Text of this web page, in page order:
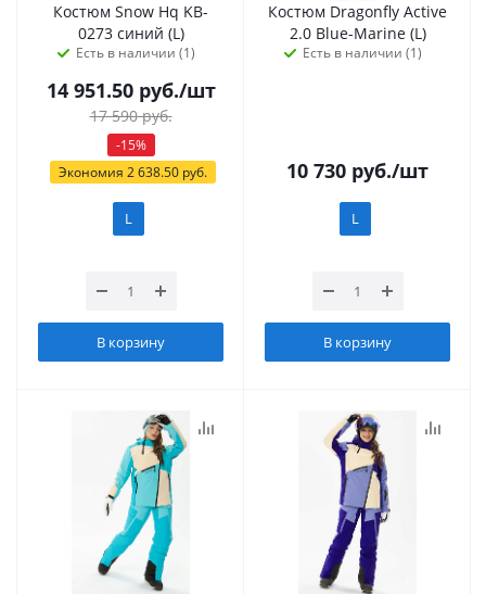
Костюм Snow Hq KB-
0273 синий (L)
Есть в наличии (1)
14 951.50руб./шт
17 590руб.
-15%
Экономия 2 638.50руб.
L
В корзину
Костюм Dragonfly Active
2.0 Blue-Marine (L)
Есть в наличии (1)
10 730 руб./шт
L
В корзину